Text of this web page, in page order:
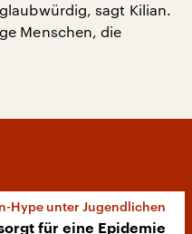
sagt Kilian.
Menschen, die
Hype unter Jugendlichen
für eine Epidemie